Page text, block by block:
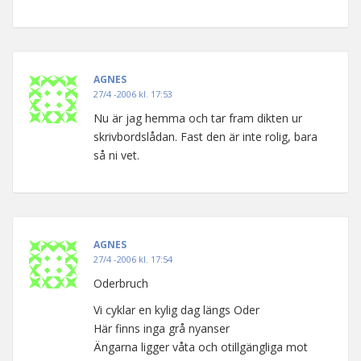
AGNES
27/4 -2006 kl. 17:53
Nu är jag hemma och tar fram dikten ur
skrivbordslådan. Fast den är inte rolig, bara
så ni vet.
AGNES
27/4 -2006 kl. 17:54
Oderbruch
Vi cyklar en kylig dag längs Oder
Här finns inga grå nyanser
Ängarna ligger våta och otillgängliga mot